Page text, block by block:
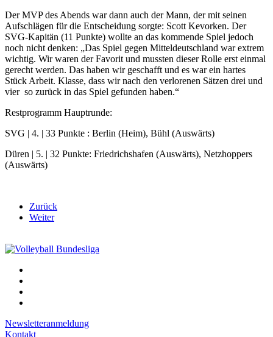
Der MVP des Abends war dann auch der Mann, der mit seinen
Aufschlägen für die Entscheidung sorgte: Scott Kevorken. Der
SVG-Kapitän (11 Punkte) wollte an das kommende Spiel jedoch
noch nicht denken: „Das Spiel gegen Mitteldeutschland war extrem
wichtig. Wir waren der Favorit und mussten dieser Rolle erst einmal
gerecht werden. Das haben wir geschafft und es war ein hartes
Stück Arbeit. Klasse, dass wir nach den verlorenen Sätzen drei und
vier so zurück in das Spiel gefunden haben.“
Restprogramm Hauptrunde:
SVG | 4. | 33 Punkte : Berlin (Heim), Bühl (Auswärts)
Düren | 5. | 32 Punkte: Friedrichshafen (Auswärts), Netzhoppers
(Auswärts)
Zurück
Weiter
Newsletteranmeldung
Kontakt